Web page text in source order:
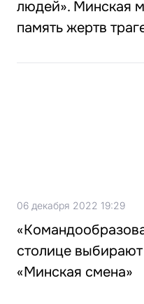
людей». Минская
память жертв
06 декабря 2022 19:29
столице выбирают
«Минская смена»